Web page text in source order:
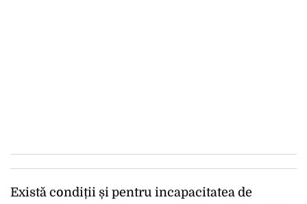
Există condiții și pentru incapacitatea de